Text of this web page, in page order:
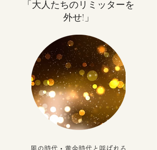
「大人たちのリミッターを
外せ!」
風の時代・黄金時代 と呼ばれる